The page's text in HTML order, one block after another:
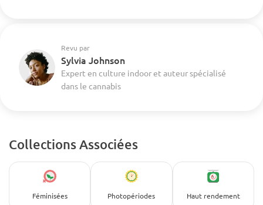
Revu par
Sylvia Johnson
Expert en culture indoor et auteur spécialisé
dans le cannabis
Collections Associées
Féminisées Photopériodes Haut rendement